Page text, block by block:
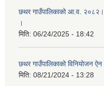
छथर गाउँपालिकाको आ.व.
।
मिति: 06/24/2025 - 18:42
छथर गाउँपालिकाको विनियोजन
मिति: 08/21/2024 - 13:28